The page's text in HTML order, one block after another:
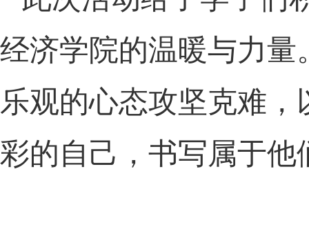
经济学院的温暖与力
乐观的心态攻坚克难
彩的自己，书写属于他